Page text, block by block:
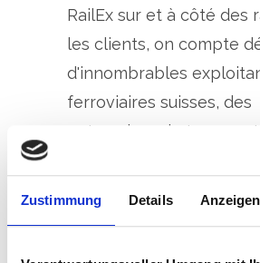
Zustimmung Details
RailEx sur et à côté des
les clients, on compte
d'innombrables
ferroviaires suisses, des
entreprises de transport
des entreprises privées